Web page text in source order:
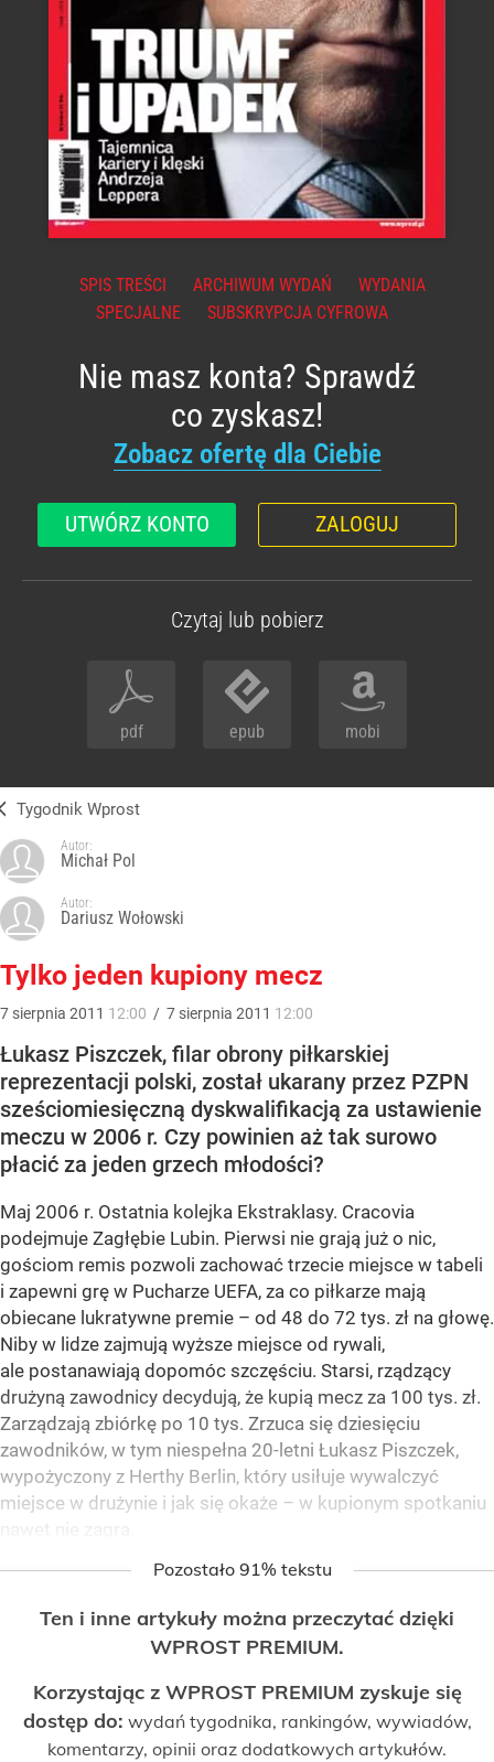
SPIS TREŚCI ARCHIWUM WYDAŃ
WYDANIA
SPECJALNE
SUBSKRYPCJA CYFROWA
Nie masz konta? Sprawdź
co zyskasz!
Zobacz ofertę dla Ciebie
UTWÓRZ KONTO ZALOGUJ
Czytaj lub pobierz
pdf epub mobi
Tygodnik Wprost
Autor:
Michał Pol
Autor:
Dariusz Wołowski
Tylko jeden kupiony mecz
7 sierpnia 2011 12:00 / 7 sierpnia 2011 12:00
Łukasz Piszczek, filar obrony piłkarskiej
reprezentacji polski, został ukarany przez PZPN
sześciomiesięczną dyskwalifikacją za ustawienie
meczu w 2006 r. Czy powinien aż tak surowo
płacić za jeden grzech młodości?
Maj 2006 r. Ostatnia kolejka Ekstraklasy. Cracovia
podejmuje Zagłębie Lubin. Pierwsi nie grają już o nic,
gościom remis pozwoli zachować trzecie miejsce w tabeli
i zapewni grę w Pucharze UEFA, za co piłkarze mają
obiecane lukratywne premie – od 48 do 72 tys. zł na głowę.
Niby w lidze zajmują wyższe miejsce od rywali,
ale postanawiają dopomóc szczęściu. Starsi, rządzący
drużyną zawodnicy decydują, że kupią mecz za 100 tys. zł.
Zarządzają zbiórkę po 10 tys. Zrzuca się dziesięciu
zawodników, w tym niespełna 20-letni Łukasz Piszczek,
wypożyczony z Herthy Berlin, który usiłuje wywalczyć
miejsce w drużynie i jak się okaże – w kupionym spotkaniu
nawet nie zagra.
Pozostało 91% tekstu
Ten i inne artykuły można przeczytać dzięki
WPROST PREMIUM.
Korzystając z WPROST PREMIUM zyskuje się
dostęp do: wydań tygodnika, rankingów, wywiadów,
komentarzy, opinii oraz dodatkowych artykułów.